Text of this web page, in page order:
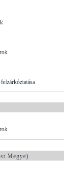
Megye)